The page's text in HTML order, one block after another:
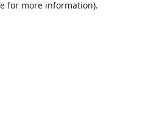
for more information).